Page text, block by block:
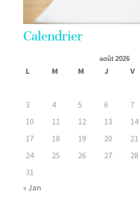
Calendrier
août 2026
L M M J V
3
4 5 6 7
10
11 12 13 14
17
18 19 20 21
24
25 26 27 28
31
« Jan